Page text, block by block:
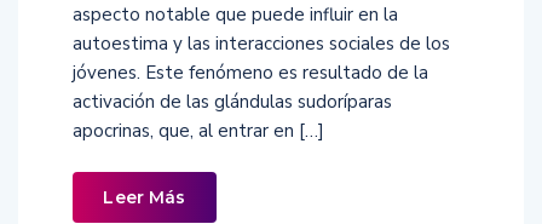
aspecto notable que puede influir en la
autoestima y las interacciones sociales de los
jóvenes. Este fenómeno es resultado de la
activación de las glándulas sudoríparas
apocrinas, que, al entrar en […]
Leer Más